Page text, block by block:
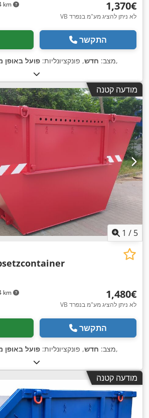
km ‏1,370 ‏€
VB לא ניתן להציג מע"מ בנפרד
התקשר
מצב: חדש, פונקציונליות: פועל באופן ,
מודעה קטנה
1 / 5
km ‏1,480 ‏€
VB לא ניתן להציג מע"מ בנפרד
התקשר
מצב: חדש, פונקציונליות: פועל באופן ,
מודעה קטנה